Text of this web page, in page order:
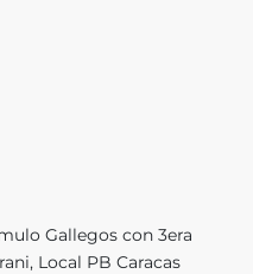
Gallegos con 3era
Local PB Caracas